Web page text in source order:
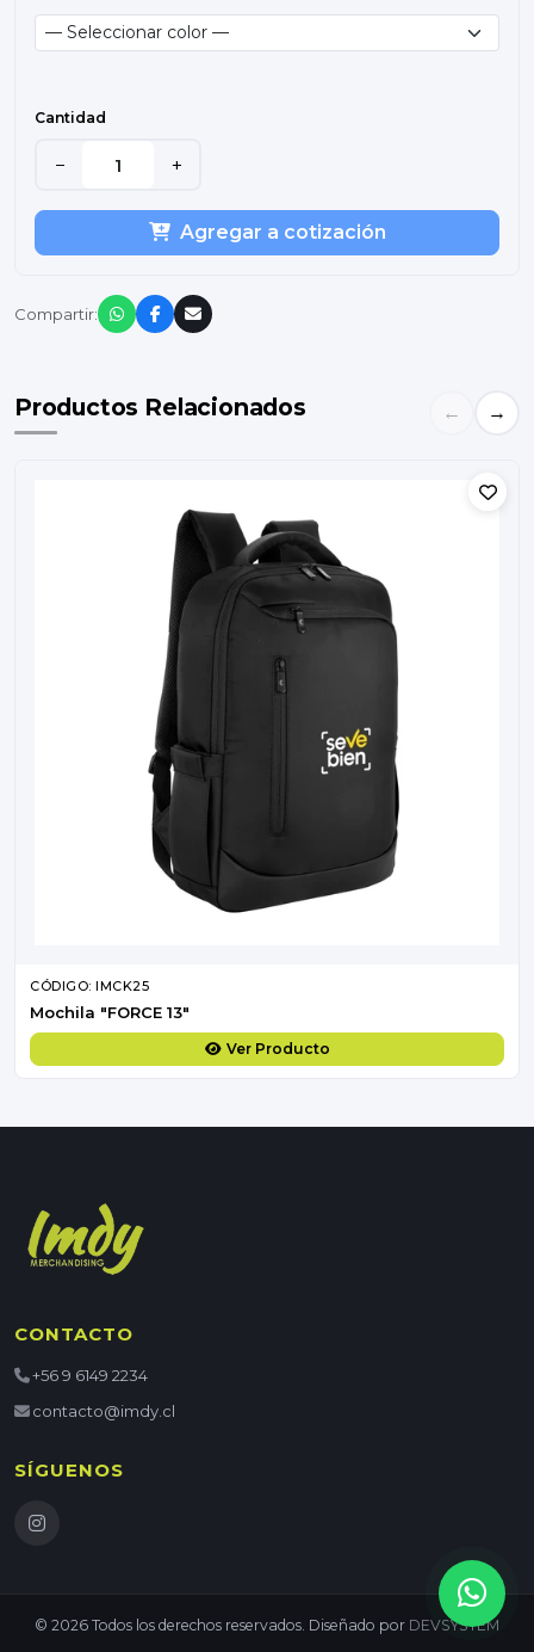
Cantidad
− +
Agregar a cotización
Compartir:
Productos Relacionados ← →
CÓDIGO: IMCK25
Mochila "FORCE 13"
Ver Producto
CONTACTO
+56 9 6149 2234
contacto@imdy.cl
SÍGUENOS
© 2026 Todos los derechos reservados. Diseñado por DEVSYSTEM